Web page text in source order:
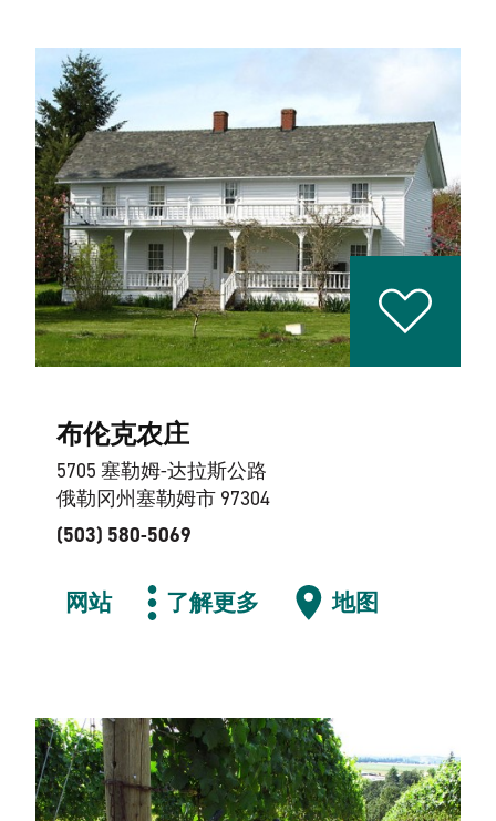
布伦克农庄
5705 塞勒姆-达拉斯公路
俄勒冈州塞勒姆市 97304
(503) 580-5069
网站 了解更多 地图